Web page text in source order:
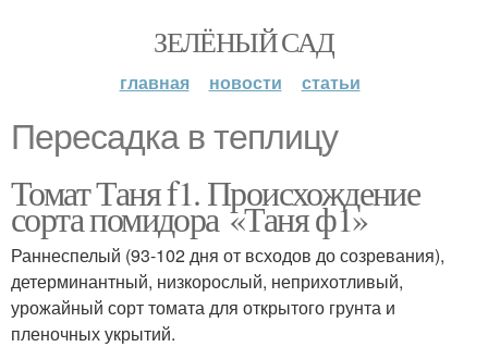
ЗЕЛЁНЫЙ САД
главная новости статьи
Пересадка в теплицу
Томат Таня f1. Происхождение
сорта помидора «Таня ф1»
Раннеспелый (93-102 дня от всходов до созревания),
детерминантный, низкорослый, неприхотливый,
урожайный сорт томата для открытого грунта и
пленочных укрытий.